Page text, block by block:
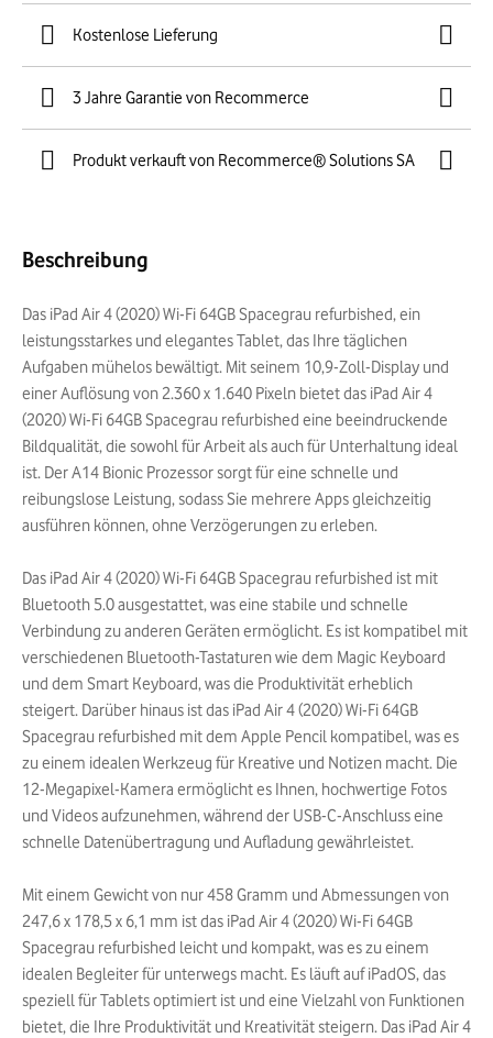
Kostenlose Lieferung
3 Jahre Garantie von Recommerce
Produkt verkauft von Recommerce® Solutions SA
Beschreibung
Das iPad Air 4 (2020) Wi-Fi 64GB Spacegrau refurbished, ein
leistungsstarkes und elegantes Tablet, das Ihre täglichen
Aufgaben mühelos bewältigt. Mit seinem 10,9-Zoll-Display und
einer Auflösung von 2.360 x 1.640 Pixeln bietet das iPad Air 4
(2020) Wi-Fi 64GB Spacegrau refurbished eine beeindruckende
Bildqualität, die sowohl für Arbeit als auch für Unterhaltung ideal
ist. Der A14 Bionic Prozessor sorgt für eine schnelle und
reibungslose Leistung, sodass Sie mehrere Apps gleichzeitig
ausführen können, ohne Verzögerungen zu erleben.
Das iPad Air 4 (2020) Wi-Fi 64GB Spacegrau refurbished ist mit
Bluetooth 5.0 ausgestattet, was eine stabile und schnelle
Verbindung zu anderen Geräten ermöglicht. Es ist kompatibel mit
verschiedenen Bluetooth-Tastaturen wie dem Magic Keyboard
und dem Smart Keyboard, was die Produktivität erheblich
steigert. Darüber hinaus ist das iPad Air 4 (2020) Wi-Fi 64GB
Spacegrau refurbished mit dem Apple Pencil kompatibel, was es
zu einem idealen Werkzeug für Kreative und Notizen macht. Die
12-Megapixel-Kamera ermöglicht es Ihnen, hochwertige Fotos
und Videos aufzunehmen, während der USB-C-Anschluss eine
schnelle Datenübertragung und Aufladung gewährleistet.
Mit einem Gewicht von nur 458 Gramm und Abmessungen von
247,6 x 178,5 x 6,1 mm ist das iPad Air 4 (2020) Wi-Fi 64GB
Spacegrau refurbished leicht und kompakt, was es zu einem
idealen Begleiter für unterwegs macht. Es läuft auf iPadOS, das
speziell für Tablets optimiert ist und eine Vielzahl von Funktionen
bietet, die Ihre Produktivität und Kreativität steigern. Das iPad Air 4